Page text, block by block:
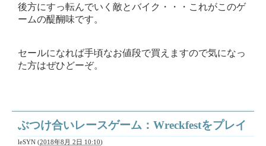
後方にすっ転んでいく敵とバイク・・・これがこのゲ
ームの醍醐味です。
セールになれば手頃なお値段で買えますので気になっ
た方はぜひどーぞ。
ぶつけ合いレースゲーム：Wreckfestをプレイ
leSYN (2018年8月 2日 10:10)